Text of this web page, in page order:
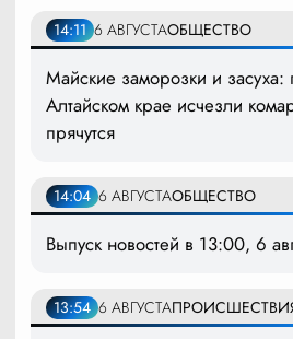
14:11 6 АВГУСТАОБЩЕСТВО
Майские заморозки и засуха:
Алтайском крае исчезли
прячутся
14:04 6 АВГУСТАОБЩЕСТВО
Выпуск новостей в 13:00, 6
13:54 6 АВГУСТА